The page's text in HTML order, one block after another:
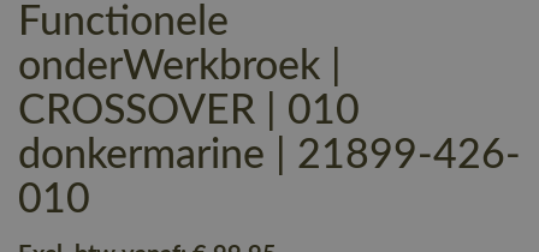
Functionele
onderWerkbroek |
CROSSOVER | 010
donkermarine | 21899-426-
010